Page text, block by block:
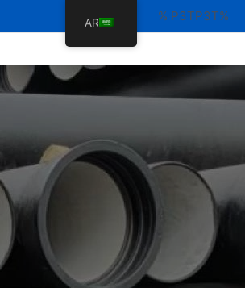
容
%P3TP3T %
AR